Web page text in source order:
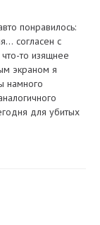
понравилось:
согласен с
то изящнее
экраном я
намного
для убитых